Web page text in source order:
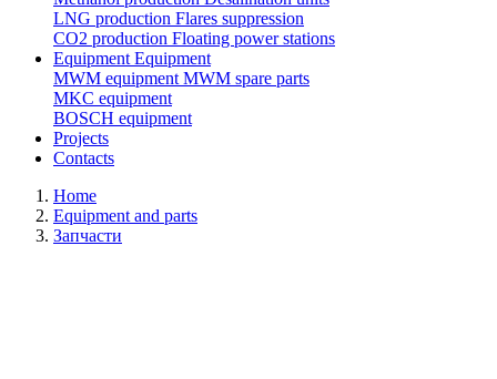
LNG production Flares suppression
СО2 production Floating power stations
EquipmentEquipment
MWM equipmentMWM spare parts
MKC equipment
BOSCH equipment
Projects
Contacts
Home
Equipment and parts
Запчасти